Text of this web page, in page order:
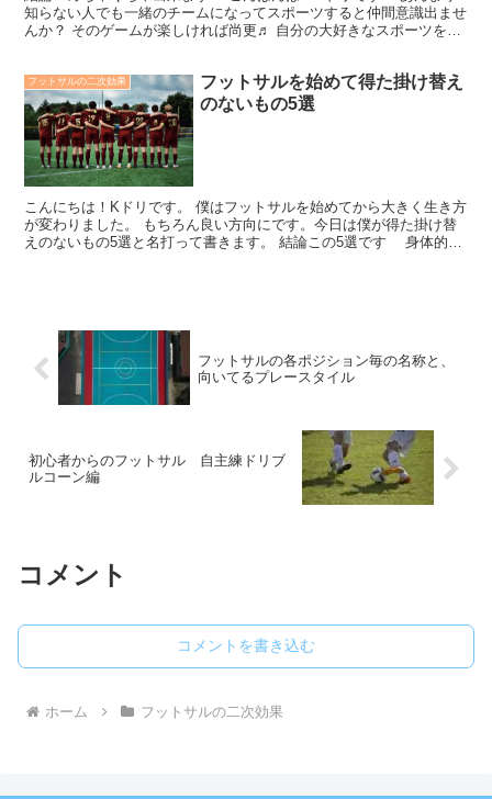
知らない人でも一緒のチームになってスポーツすると仲間意識出ませ
んか？ そのゲームが楽しければ尚更♬ 自分の大好きなスポーツをや
フットサルの二次効果
フットサルを始めて得た掛け替え
のないもの5選
こんにちは！Kドリです。 僕はフットサルを始めてから大きく生き方
が変わりました。 もちろん良い方向にです。今日は僕が得た掛け替
えのないもの5選と名打って書きます。 結論この5選です 身体的な
フットサルの各ポジション毎の名称と、
向いてるプレースタイル
初心者からのフットサル 自主練ドリブ
ルコーン編
コメント
コメントを書き込む
ホーム フットサルの二次効果